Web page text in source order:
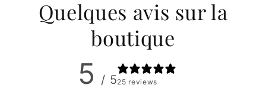
Quelques avis sur la
boutique
5 / 525 reviews